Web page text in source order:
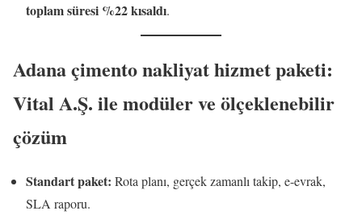
toplam süresi %22 kısaldı.
Adana çimento nakliyat hizmet paketi:
Vital A.Ş. ile modüler ve ölçeklenebilir
çözüm
Standart paket: Rota planı, gerçek zamanlı takip, e-evrak,
SLA raporu.